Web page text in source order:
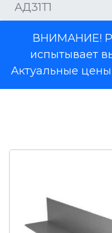
АД31Т1
ВНИМАНИЕ!
испытывает
Актуальные